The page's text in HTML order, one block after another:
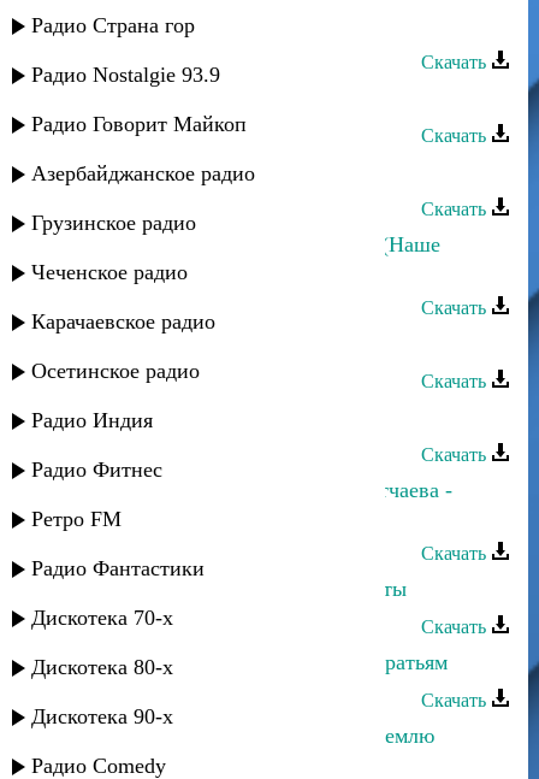
Радио Страна гор
Радио Nostalgie 93.9
Радио Говорит Майкоп
Азербайджанское радио
Грузинское радио
Чеченское радио
Карачаевское радио
Осетинское радио
Радио Индия
Радио Фитнес
Ретро FM
Радио Фантастики
Дискотека 70-х
Дискотека 80-х
Дискотека 90-х
Радио Comedy
Турпал Абдулкеримо - Тома
Скачать
Скачать
Ислам Ахмедов - Вперед Хабиб
Скачать
Ислам & Карина Киш - Ди нэсып (Наше
счастье)
Скачать
Скачать
Ислам Рамазанов - Любовь
Скачать
Ислам Мальсуйгенов, Зульфия Чотчаева -
Стоп музыка
Скачать
Ислам Итляшев - Туда, где только ты
Скачать
Ислам Итляшев - Салам алейкум братьям
Скачать
Ислам Итляшев - Птицам небо, а землю
бродягам